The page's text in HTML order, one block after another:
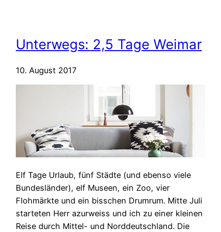
Unterwegs: 2,5 Tage Weimar
10. August 2017
Elf Tage Urlaub, fünf Städte (und ebenso viele
Bundesländer), elf Museen, ein Zoo, vier
Flohmärkte und ein bisschen Drumrum. Mitte Juli
starteten Herr azurweiss und ich zu einer kleinen
Reise durch Mittel- und Norddeutschland. Die